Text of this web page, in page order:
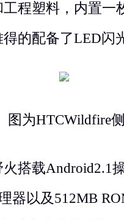
程塑料，内置一
的配备了LED闪
图为HTCWildfire
搭载Android2.1
器以及512MB